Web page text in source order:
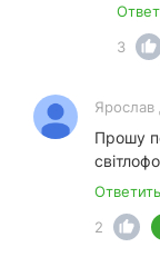
3
Ярослав
Прошу
Ответить
2